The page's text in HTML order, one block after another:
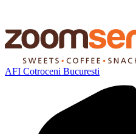
AFI Cotroceni Bucuresti